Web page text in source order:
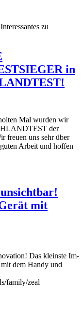
zu
in
Mal wurden wir
der
freuen uns sehr über
Arbeit und hoffen
mit
Das kleinste Im-
dem Handy und
family/zeal